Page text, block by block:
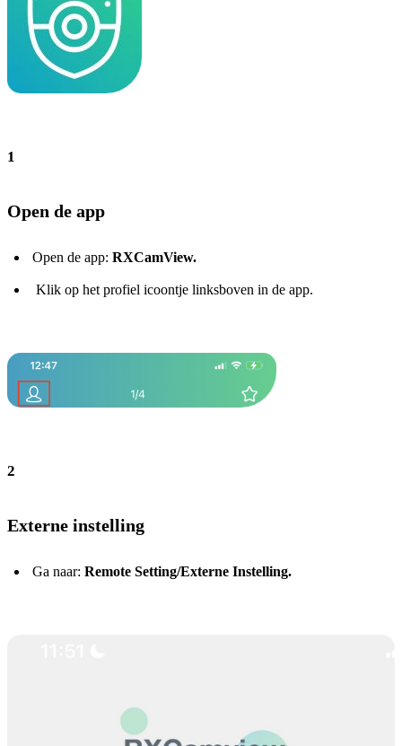
1
Open de app
Open de app: RXCamView.
Klik op het profiel icoontje linksboven in de app.
2
Externe instelling
Ga naar: Remote Setting/Externe Instelling.